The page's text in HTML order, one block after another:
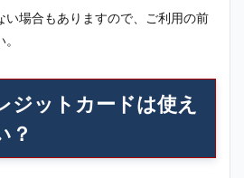
い場合もありますので、ご利用の前
ジットカードは使え
？